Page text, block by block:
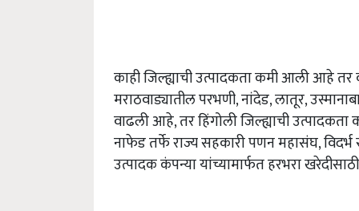
काही जिल्ह्याची उत्पादकता कमी आली आहे तर
मराठवाड्यातील परभणी,नांदेड,लातूर,
वाढली आहे,तर हिंगोली जिल्ह्याची
नाफेड तर्फे राज्य सहकारी पणन महासंघ,
उत्पादक कंपन्या यांच्यामार्फत हरभरा